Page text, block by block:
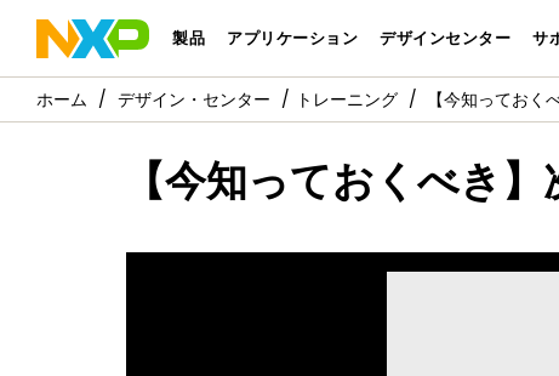
製品 アプリケーション デザインセンター サ
デザイン・センター トレーニング 【今知ってお
【今知っておくべき